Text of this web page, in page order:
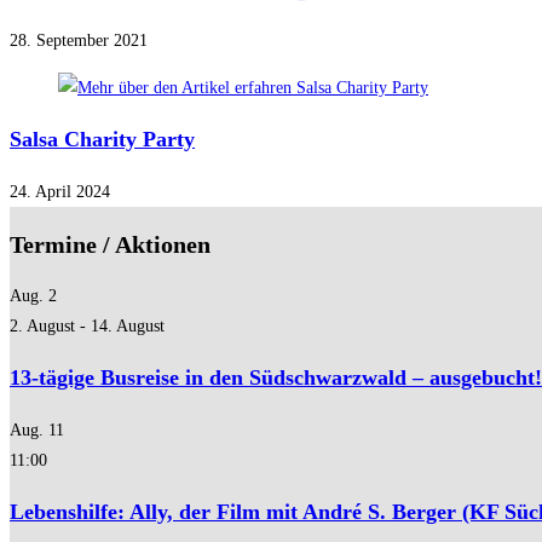
28. September 2021
Salsa Charity Party
24. April 2024
Termine / Aktionen
Aug. 2
2. August - 14. August
13-tägige Busreise in den Südschwarzwald – ausgebucht!
Aug. 11
11:00
Lebenshilfe: Ally, der Film mit André S. Berger (KF